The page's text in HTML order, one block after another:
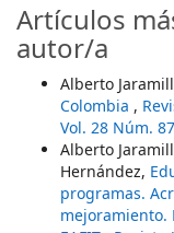
Artículos
autor/a
Alberto
Colombia ,
Vol. 28 Núm.
Alberto
Hernández,
programas.
mejoramiento.